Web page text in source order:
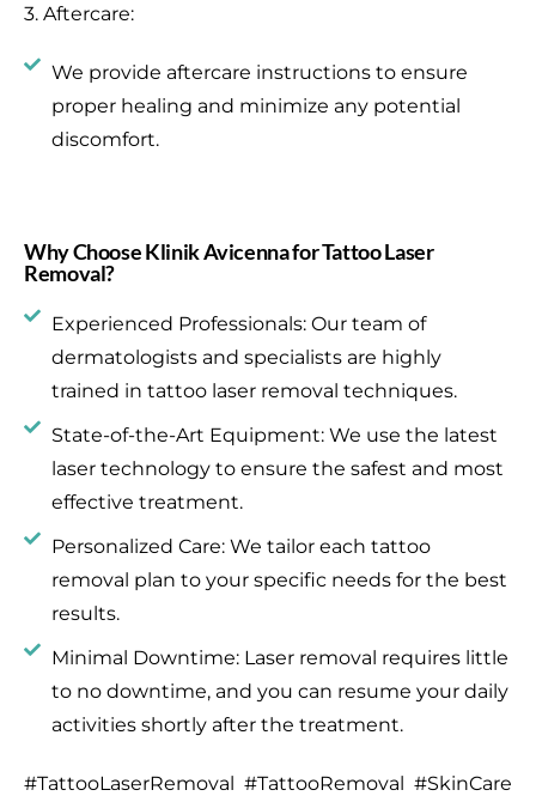
3. Aftercare:
We provide aftercare instructions to ensure
proper healing and minimize any potential
discomfort.
Why Choose Klinik Avicenna for Tattoo Laser
Removal?
Experienced Professionals: Our team of
dermatologists and specialists are highly
trained in tattoo laser removal techniques.
State-of-the-Art Equipment: We use the latest
laser technology to ensure the safest and most
effective treatment.
Personalized Care: We tailor each tattoo
removal plan to your specific needs for the best
results.
Minimal Downtime: Laser removal requires little
to no downtime, and you can resume your daily
activities shortly after the treatment.
#TattooLaserRemoval #TattooRemoval #SkinCare